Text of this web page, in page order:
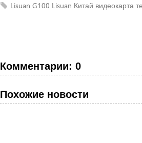
Lisuan G100 Lisuan Китай видеокарта
Комментарии: 0
Похожие новости